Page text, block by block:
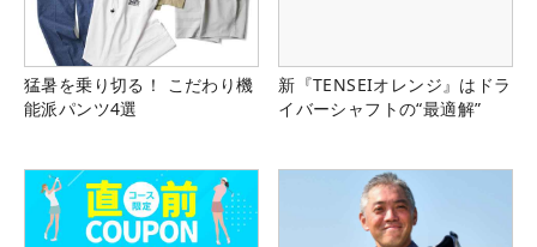
猛暑を乗り切る！ こだわり機
能派パンツ4選
新『TENSEIオレンジ』はドラ
イバーシャフトの“最適解”